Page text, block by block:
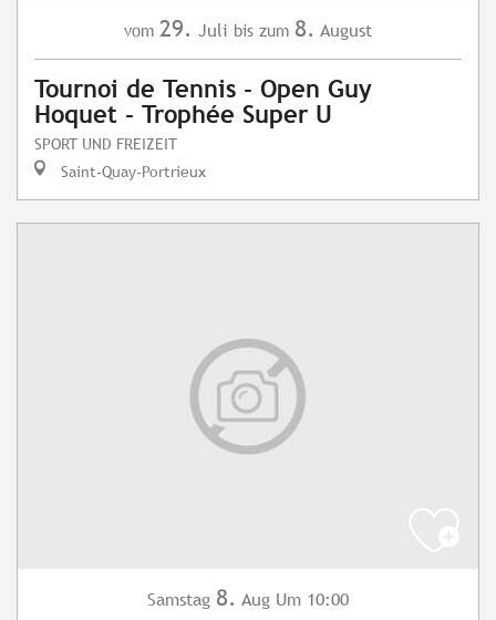
vom 29. Juli bis zum 8. August
Tournoi de Tennis - Open Guy
Hoquet - Trophée Super U
SPORT UND FREIZEIT
Saint-Quay-Portrieux
Samstag 8. Aug Um 10:00